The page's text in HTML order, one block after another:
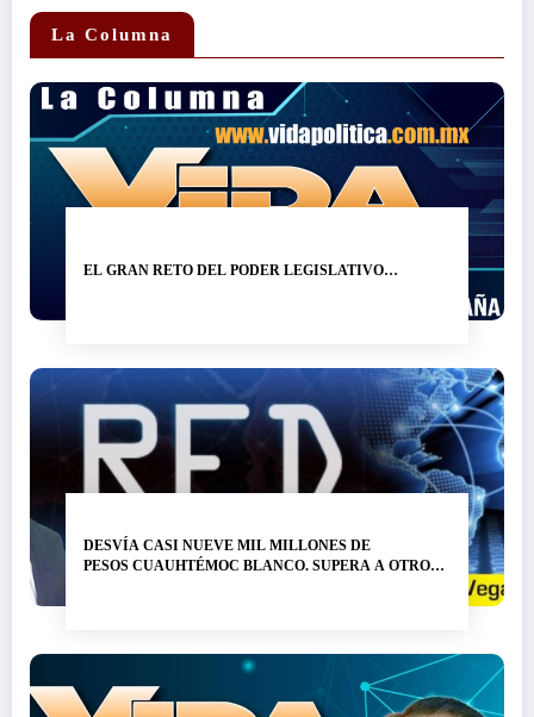
La Columna
EL GRAN RETO DEL PODER LEGISLATIVO…
DESVÍA CASI NUEVE MIL MILLONES DE
PESOS CUAUHTÉMOC BLANCO. SUPERA A OTRO